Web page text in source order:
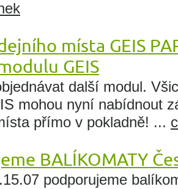
místa GEIS
GEIS
další modul.
mohou nyní nabídnout
přímo v pokladně! ...
BALÍKOMATY
podporujeme